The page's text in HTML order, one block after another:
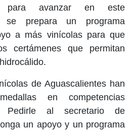
avanzar en este
se prepara un programa
a más vinícolas para que
certámenes que permitan
de Aguascalientes han
en competencias
Pedirle al secretario de
un apoyo y un programa